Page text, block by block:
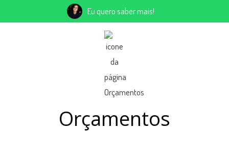
Orçamentos
Eu quero saber mais!